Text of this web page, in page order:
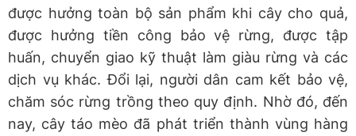
được hưởng toàn bộ sản phẩm khi cây cho quả,
được hưởng tiền công bảo vệ rừng, được tập
huấn, chuyển giao kỹ thuật làm giàu rừng và các
dịch vụ khác. Đổi lại, người dân cam kết bảo vệ,
chăm sóc rừng trồng theo quy định. Nhờ đó, đến
nay, cây táo mèo đã phát triển thành vùng hàng